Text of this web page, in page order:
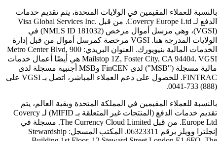
بالنسبة للعملاء المقيمين في الولايات المتحدة، يتم تقديم خدمات
الدفع لـ Covercy Europe Ltd. من قبل Visa Global Services Inc.
(VGSI)، وهي مرسل أموال مرخص (NMLS ID 181032) في
الولايات المدرجة هنا. VGSI مرخصة كمرسل أموال من قبل إدارة
الخدمات المالية بنيويورك. العنوان البريدي: 900 Metro Center Blvd,
Mailstop 1Z, Foster City, CA 94404. VGSI هي أيضًا أعمال خدمات
مالية مسجلة ("MSB") لدى FinCEN وMSB أجنبية مسجلة لدى
FINTRAC. للحصول على دعم العملاء المباشر، اتصل بـ VGSI على
(888) 733-0041.
بالنسبة للعملاء المقيمين في المملكة المتحدة وبقية العالم، يتم
تقديم خدمات الدفع (المنتجات غير المتعلقة بـ MIFID) لـ Covercy
Europe Ltd. من قبل The Currency Cloud Limited. مسجلة في
إنجلترا وويلز برقم 06323311. المكتب المسجل: Stewardship